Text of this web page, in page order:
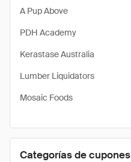
A Pup Above
PDH Academy
Kerastase Australia
Lumber Liquidators
Mosaic Foods
Categorías de cupones